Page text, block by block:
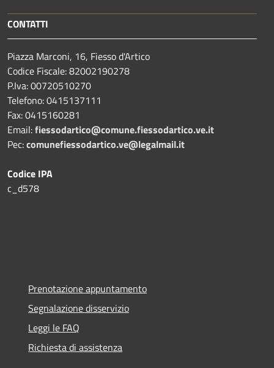
CONTATTI
Piazza Marconi, 16, Fiesso d'Artico
Codice Fiscale: 82002190278
P.Iva: 00720510270
Telefono:0415137111
Fax:0415160281
Email:fiessodartico@comune.fiessodartico.ve.it
Pec:comunefiessodartico.ve@legalmail.it
Codice IPA
c_d578
Prenotazione appuntamento
Segnalazione disservizio
Leggi le FAQ
Richiesta di assistenza